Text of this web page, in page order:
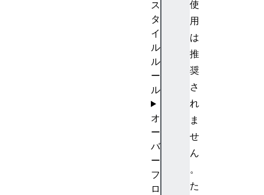
使
用
は
推
奨
さ
れ
ま
せ
ん
。
た
ス
タ
イ
ル
ル
ー
ル
オ
ー
バ
ー
フ
ロ